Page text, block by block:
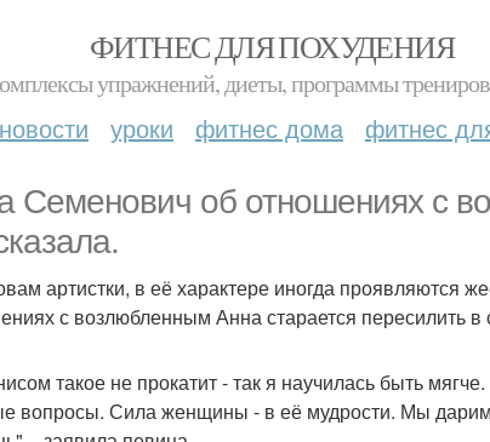
ФИТНЕС ДЛЯ ПОХУДЕНИЯ
упражнений, диеты, программы
новости уроки фитнес дома фитнес
Семенович об отношениях с
артистки, в её характере иногда проявляются
с возлюбленным Анна старается пересилить в
такое не прокатит - так я научилась быть
вопросы. Сила женщины - в её мудрости. Мы